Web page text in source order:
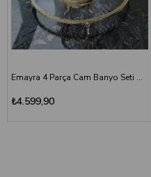
Emayra 4 Parça Cam Banyo Seti Altın
₺4.599,90